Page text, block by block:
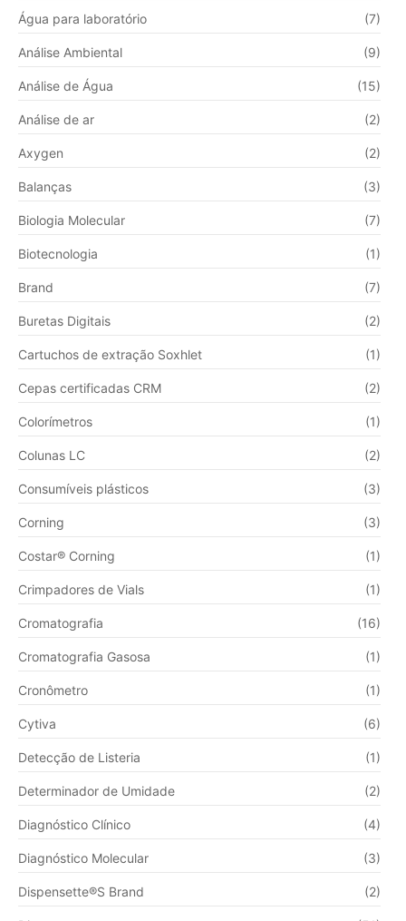
Água para laboratório (7)
Análise Ambiental (9)
Análise de Água (15)
Análise de ar (2)
Axygen (2)
Balanças (3)
Biologia Molecular (7)
Biotecnologia (1)
Brand (7)
Buretas Digitais (2)
Cartuchos de extração Soxhlet (1)
Cepas certificadas CRM (2)
Colorímetros (1)
Colunas LC (2)
Consumíveis plásticos (3)
Corning (3)
Costar® Corning (1)
Crimpadores de Vials (1)
Cromatografia (16)
Cromatografia Gasosa (1)
Cronômetro (1)
Cytiva (6)
Detecção de Listeria (1)
Determinador de Umidade (2)
Diagnóstico Clínico (4)
Diagnóstico Molecular (3)
Dispensette®S Brand (2)